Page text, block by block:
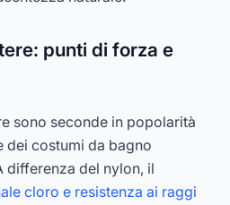
punti di forza e
sono seconde in popolarità
dei costumi da bagno
differenza del nylon, il
cloro e resistenza ai raggi